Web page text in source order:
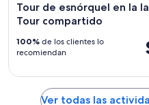
Tour de esnórquel en la
Tour compartido
100% de los clientes lo
recomiendan
Ver todas las